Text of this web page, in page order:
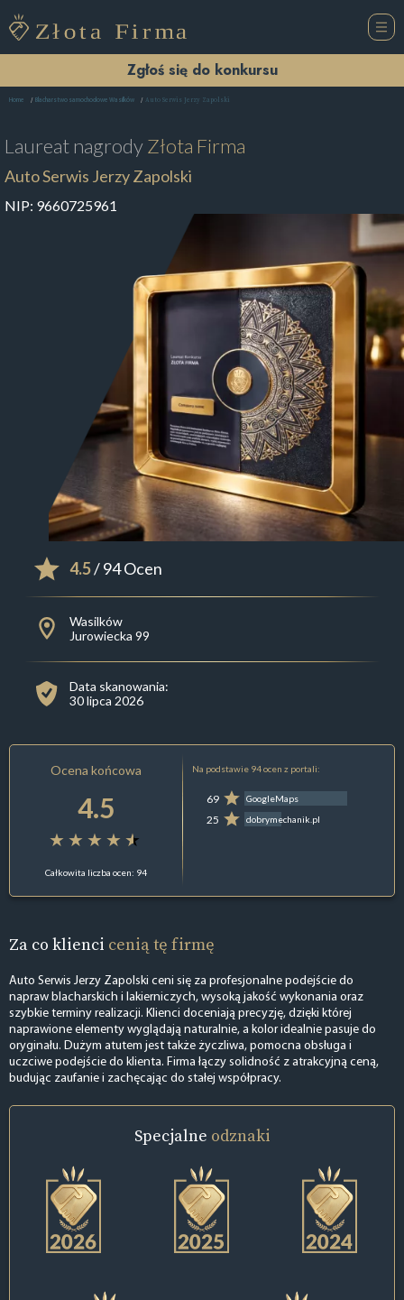
Zgłoś się do konkursu
Home Blacharstwo samochodowe Wasilków Auto Serwis Jerzy Zapolski
Laureat nagrodyZłota Firma
Auto Serwis Jerzy Zapolski
NIP: 9660725961
4.5/ 94 Ocen
Wasilków
Jurowiecka 99
Data skanowania:
30 lipca 2026
Ocena końcowa
4.5
Całkowita liczba ocen: 94
Na podstawie 94 ocen z portali:
69 GoogleMaps
25 dobrymechanik.pl
Za co klienci cenią tę firmę
Auto Serwis Jerzy Zapolski ceni się za profesjonalne podejście do
napraw blacharskich i lakierniczych, wysoką jakość wykonania oraz
szybkie terminy realizacji. Klienci doceniają precyzję, dzięki której
naprawione elementy wyglądają naturalnie, a kolor idealnie pasuje do
oryginału. Dużym atutem jest także życzliwa, pomocna obsługa i
uczciwe podejście do klienta. Firma łączy solidność z atrakcyjną ceną,
budując zaufanie i zachęcając do stałej współpracy.
Specjalne odznaki